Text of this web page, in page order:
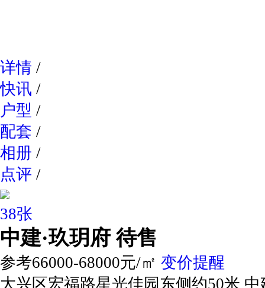
详情 /
快讯 /
户型 /
配套 /
相册 /
点评 /
38张
中建·玖玥府待售
参考66000-68000元/㎡ 变价提醒
大兴区宏福路星光佳园东侧约50米